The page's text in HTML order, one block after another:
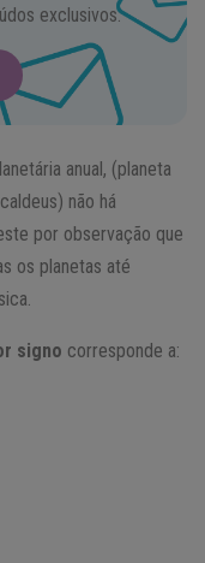
exclusivos.
anual, (planeta
não há
por observação que
os planetas até
signo corresponde a: